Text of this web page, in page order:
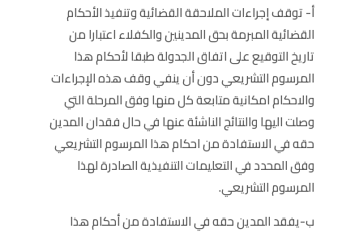
أ- توقف إجراءات الملاحقة القضائية وتنفيذ الأحكام
القضائية المبرمة بحق المدينين والكفلاء اعتبارا من
تاريخ التوقيع على اتفاق الجدولة طبقا لأحكام هذا
المرسوم التشريعي دون أن ينفي وقف هذه الإجراءات
والاحكام امكانية متابعة كل منها وفق المرحلة التي
وصلت اليها والنتائج الناشئة عنها في حال فقدان المدين
حقه في الاستفادة من احكام هذا المرسوم التشريعي
وفق المحدد في التعليمات التنفيذية الصادرة لهذا
المرسوم التشريعي.
ب-يفقد المدين حقه في الاستفادة من أحكام هذا